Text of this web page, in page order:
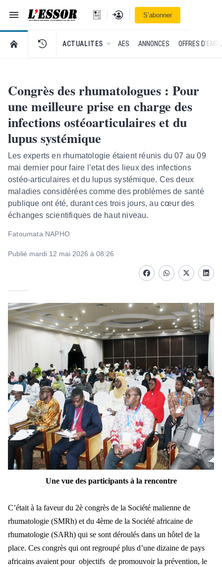
Navigation
L'Essor - retour à la une
Se connecterS’abonner
RETOUR À LA PAGE D’ACCUEIL DE L'ESSOR
ACTUALITES AES ANNONCES OFFRES
Congrès des rhumatologues : Pour
une meilleure prise en charge des
infections ostéoarticulaires et du
lupus systémique
Les experts en rhumatologie étaient réunis du 07 au 09
mai dernier pour faire l’etat des lieux des infections
ostéo-articulaires et du lupus systémique. Ces deux
maladies considérées comme des problèmes de santé
publique ont été, durant ces trois jours, au cœur des
échanges scientifiques de haut niveau.
Fatoumata NAPHO
Publié mardi 12 mai 2026 à 08:26
FacebookwhatsappTwitter
Une vue des participants à la rencontre
C’était à la faveur du 2è congrès de la Société malienne de
rhumatologie (SMRh) et du 4ème de la Société africaine de
rhumatologie (SARh) qui se sont déroulés dans un hôtel de la
place. Ces congrès qui ont regroupé plus d’une dizaine de pays
africains avaient pour objectifs de promouvoir la prévention, le